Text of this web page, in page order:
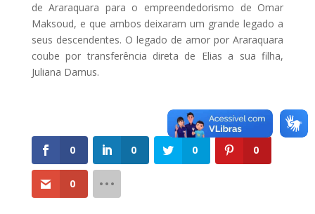
de Araraquara para o empreendedorismo de Omar
Maksoud, e que ambos deixaram um grande legado a
seus descendentes. O legado de amor por Araraquara
coube por transferência direta de Elias a sua filha,
Juliana Damus.
0 0 0 0
0